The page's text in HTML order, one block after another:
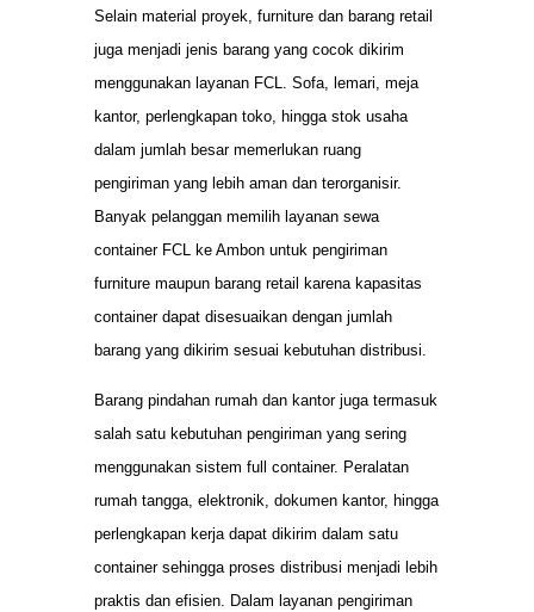
Selain material proyek, furniture dan barang retail
juga menjadi jenis barang yang cocok dikirim
menggunakan layanan FCL. Sofa, lemari, meja
kantor, perlengkapan toko, hingga stok usaha
dalam jumlah besar memerlukan ruang
pengiriman yang lebih aman dan terorganisir.
Banyak pelanggan memilih layanan sewa
container FCL ke Ambon untuk pengiriman
furniture maupun barang retail karena kapasitas
container dapat disesuaikan dengan jumlah
barang yang dikirim sesuai kebutuhan distribusi.
Barang pindahan rumah dan kantor juga termasuk
salah satu kebutuhan pengiriman yang sering
menggunakan sistem full container. Peralatan
rumah tangga, elektronik, dokumen kantor, hingga
perlengkapan kerja dapat dikirim dalam satu
container sehingga proses distribusi menjadi lebih
praktis dan efisien. Dalam layanan pengiriman